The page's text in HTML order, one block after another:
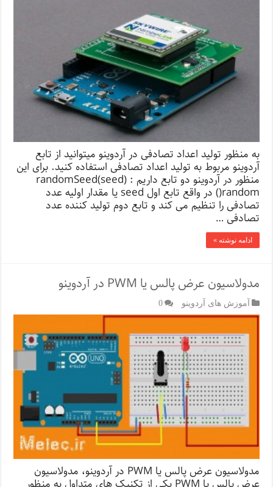
به منظور تولید اعداد تصادفی در آردوینو میتوانید از تابع
آردوینو مربوط به تولید اعداد تصادفی استفاده کنید. برای این
منظور در آردوینو دو تابع داریم : (randomSeed(seed
()random در واقع تابع اول seed یا مقدار اولیه عدد
تصادفی را تنظیم می کند و تابع دوم تولید کننده عدد
تصادفی …
ادامه نوشته »
مدولاسیون عرض پالس یا PWM در آردوینو
آموزش های آردوینو 0
مدولاسیون عرض پالس یا PWM در آردوینو، مدولاسیون